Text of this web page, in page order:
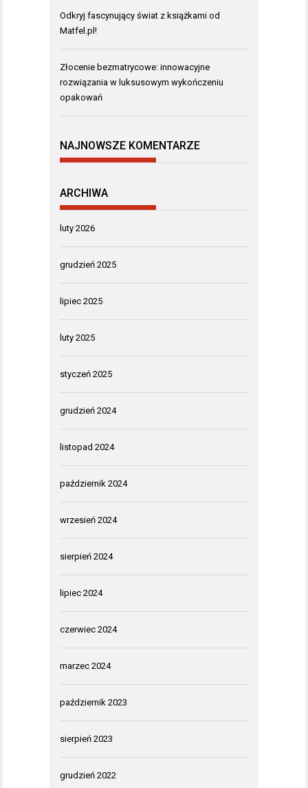
Odkryj fascynujący świat z książkami od
Matfel.pl!
Złocenie bezmatrycowe: innowacyjne
rozwiązania w luksusowym wykończeniu
opakowań
NAJNOWSZE KOMENTARZE
ARCHIWA
luty 2026
grudzień 2025
lipiec 2025
luty 2025
styczeń 2025
grudzień 2024
listopad 2024
październik 2024
wrzesień 2024
sierpień 2024
lipiec 2024
czerwiec 2024
marzec 2024
październik 2023
sierpień 2023
grudzień 2022